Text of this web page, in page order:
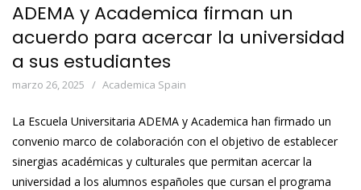
ADEMA y Academica firman un
acuerdo para acercar la universidad
a sus estudiantes
marzo 26, 2025 Academica Spain
La Escuela Universitaria ADEMA y Academica han firmado un
convenio marco de colaboración con el objetivo de establecer
sinergias académicas y culturales que permitan acercar la
universidad a los alumnos españoles que cursan el programa